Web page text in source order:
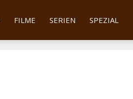
FILME SERIEN SPEZIAL